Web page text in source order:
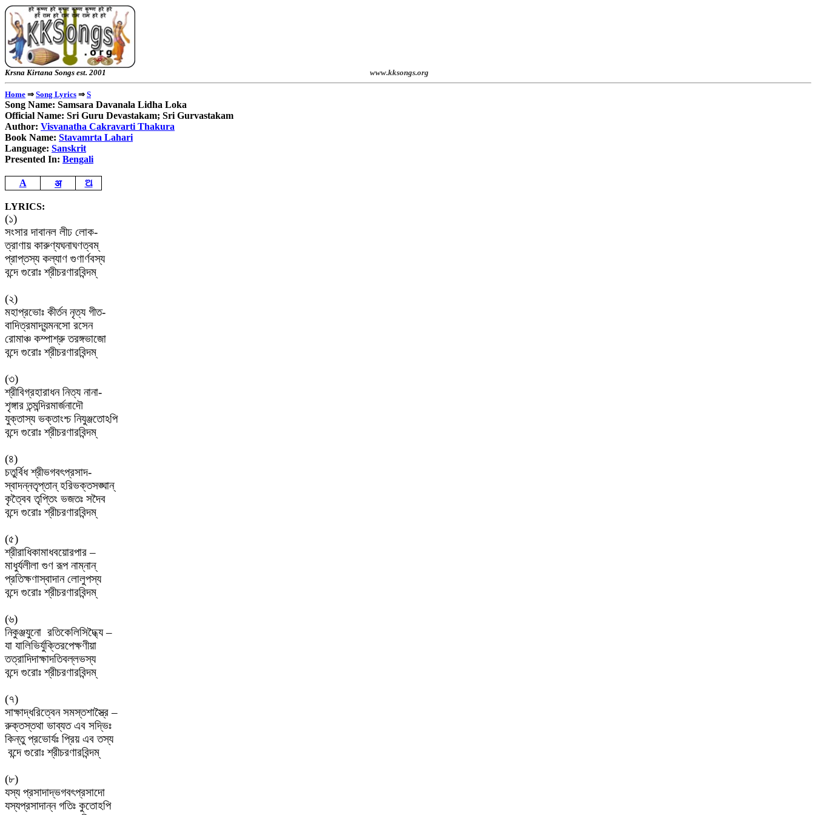
Krsna Kirtana Songs est. 2001 www.kksongs.org
Home ⇒ Song Lyrics ⇒ S
Song Name: Samsara Davanala Lidha Loka
Official Name: Sri Guru Devastakam; Sri Gurvastakam
Author: Visvanatha Cakravarti Thakura
Book Name: Stavamrta Lahari
Language: Sanskrit
Presented In: Bengali
A अ ଅ
LYRICS:
(১)
সংসার দাবানল লীঢ লোক-
ত্রাণায় কারুণ্যঘনাঘণত্বম্
প্রাপ্তস্য কল্যাণ গুণার্ণবস্য
বন্দে গুরোঃ শ্রীচরণারবিন্দম্
(২)
মহাপ্রভোঃ কীর্তন নৃত্য গীত-
বাদিত্রমাদ্যন্মনসো রসেন
রোমাঞ্চ কম্পাশ্রু তরঙ্গভাজো
বন্দে গুরোঃ শ্রীচরণারবিন্দম্
(৩)
শ্রীবিগ্রহারাধন নিত্য নানা-
শৃঙ্গার তন্মন্দিরমার্জনাদৌ
যুক্তাস্য ভক্তাংশ্চ নিযুঞ্জতোঽপি
বন্দে গুরোঃ শ্রীচরণারবিন্দম্
(৪)
চতুর্বিধ শ্রীভগবৎপ্রসাদ-
স্বাদন্নতৃপ্তান্ হরিভক্তসঙ্ঘান্
কৃত্বৈব তৃপ্তিং ভজতঃ সদৈব
বন্দে গুরোঃ শ্রীচরণারবিন্দম্
(৫)
শ্রীরাধিকামাধবয়োরপার–
মাধুর্যলীলা গুণ রূপ নাম্নান্
প্রতিক্ষণাস্বাদান লোলুপস্য
বন্দে গুরোঃ শ্রীচরণারবিন্দম্
(৬)
নিকুঞ্জযুনো রতিকেলিসিদ্ধ্যৈ–
যা যালিভির্যুক্তিরপেক্ষণীয়া
তত্রাদিদাক্ষাদতিবল্লভস্য
বন্দে গুরোঃ শ্রীচরণারবিন্দম্
(৭)
সাক্ষাদ্ধরিত্বেন সমস্তশাস্ত্রৈ–
রুক্তস্তথা ভাব্যত এব সদ্ভিঃ
কিন্তু প্রভোর্যঃ প্রিয় এব তস্য
বন্দে গুরোঃ শ্রীচরণারবিন্দম্
(৮)
যস্য প্রসাদাদ্ভগবৎপ্রসাদো
যস্যপ্রসাদান্ন গতিঃ কুতোহপি